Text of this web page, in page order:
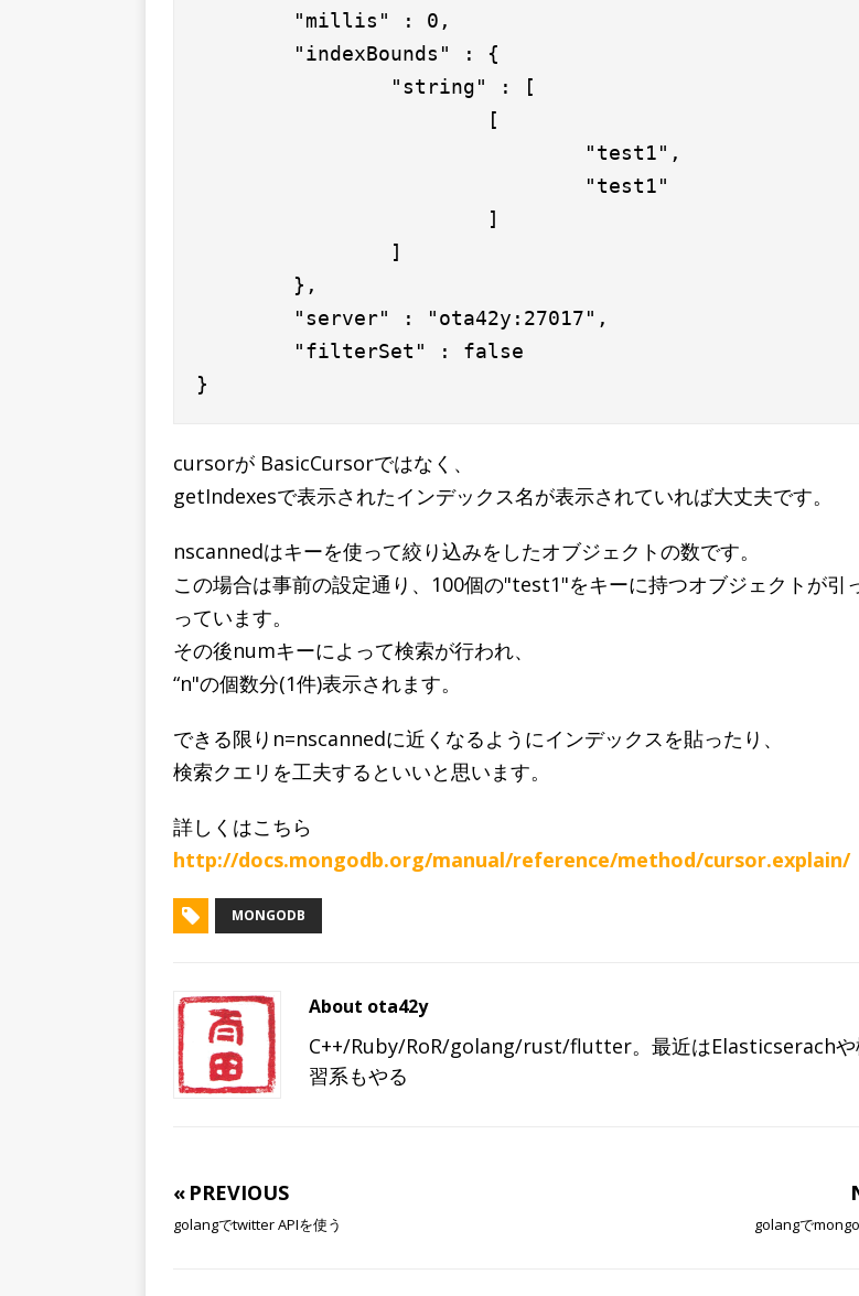
        "millis" : 0,
        "indexBounds" : {
                "string" : [
                        [
                                "test1",
                                "test1"
                        ]
                ]
        },
        "server" : "ota42y:27017",
        "filterSet" : false
cursorが BasicCursorではなく、
getIndexesで表示されたインデックス名が表示されていれば大丈夫です。
nscannedはキーを使って絞り込みをしたオブジェクトの数です。
この場合は事前の設定通り、100個の"test1"をキーに持つオブジェクトが引
っています。
その後numキーによって検索が行われ、
“n"の個数分(1件)表示されます。
できる限りn=nscannedに近くなるようにインデックスを貼ったり、
検索クエリを工夫するといいと思います。
詳しくはこちら
http://docs.mongodb.org/manual/reference/method/cursor.explain/
MONGODB
About ota42y
C++/Ruby/RoR/golang/rust/flutter。最近はElasticserachや
習系もやる
« PREVIOUS
golangでtwitter APIを使う golangで